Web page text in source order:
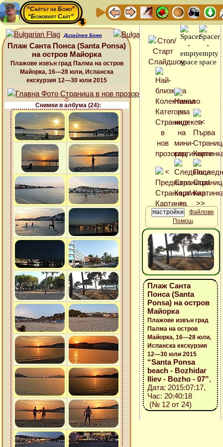
“Сайтът на Божо”
“Божовият Сайт”
Дизайнер Божо
Плаж Санта Понса (Santa Ponsa)
на остров Майорка
Плажове извън град Палма на остров
Майорка, 16—28 юли, Испанска
екскурзия 12—30 юли 2015
Снимки в албума (24):
Файлове
Помощ
Плаж Санта
Понса (Santa
Ponsa) на остров
Майорка
Плажове извън град
Палма на остров
Майорка, 16—28 юли,
Испанска екскурзия
12—30 юли 2015
“Santa Ponsa
beach - Bozhidar
Iliev - Bozho - 07”,
Дата: 2015:07:17,
Час: 20:40:18
(№ 12 от 24)